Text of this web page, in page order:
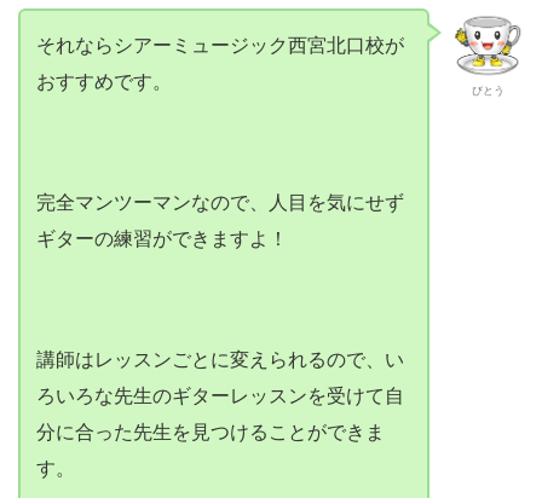
びとう
それならシアーミュージック西宮北口校が
おすすめです。
完全マンツーマンなので、人目を気にせず
ギターの練習ができますよ！
講師はレッスンごとに変えられるので、い
ろいろな先生のギターレッスンを受けて自
分に合った先生を見つけることができま
す。